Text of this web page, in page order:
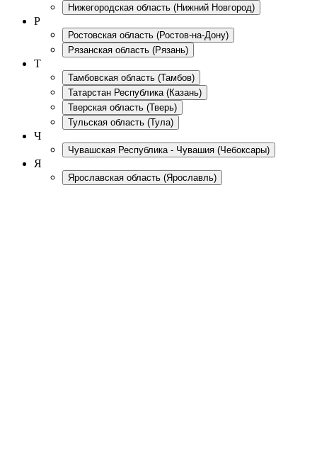
Нижегородская область (Нижний Новгород)
Р
Ростовская область (Ростов-на-Дону)
Рязанская область (Рязань)
Т
Тамбовская область (Тамбов)
Татарстан Республика (Казань)
Тверская область (Тверь)
Тульская область (Тула)
Ч
Чувашская Республика - Чувашия (Чебоксары)
Я
Ярославская область (Ярославль)